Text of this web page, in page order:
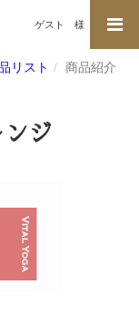
ゲスト 様
リスト 商品紹介
ジ